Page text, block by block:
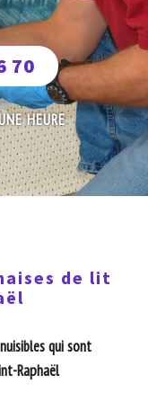
70
HEURE
de lit
qui sont
Raphaël